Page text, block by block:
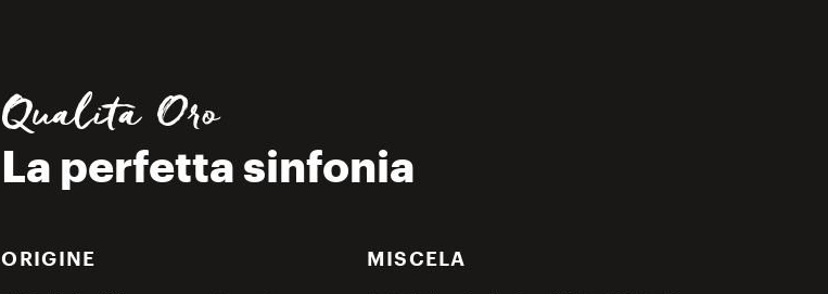
Qualità Oro
La perfetta sinfonia
ORIGINE MISCELA